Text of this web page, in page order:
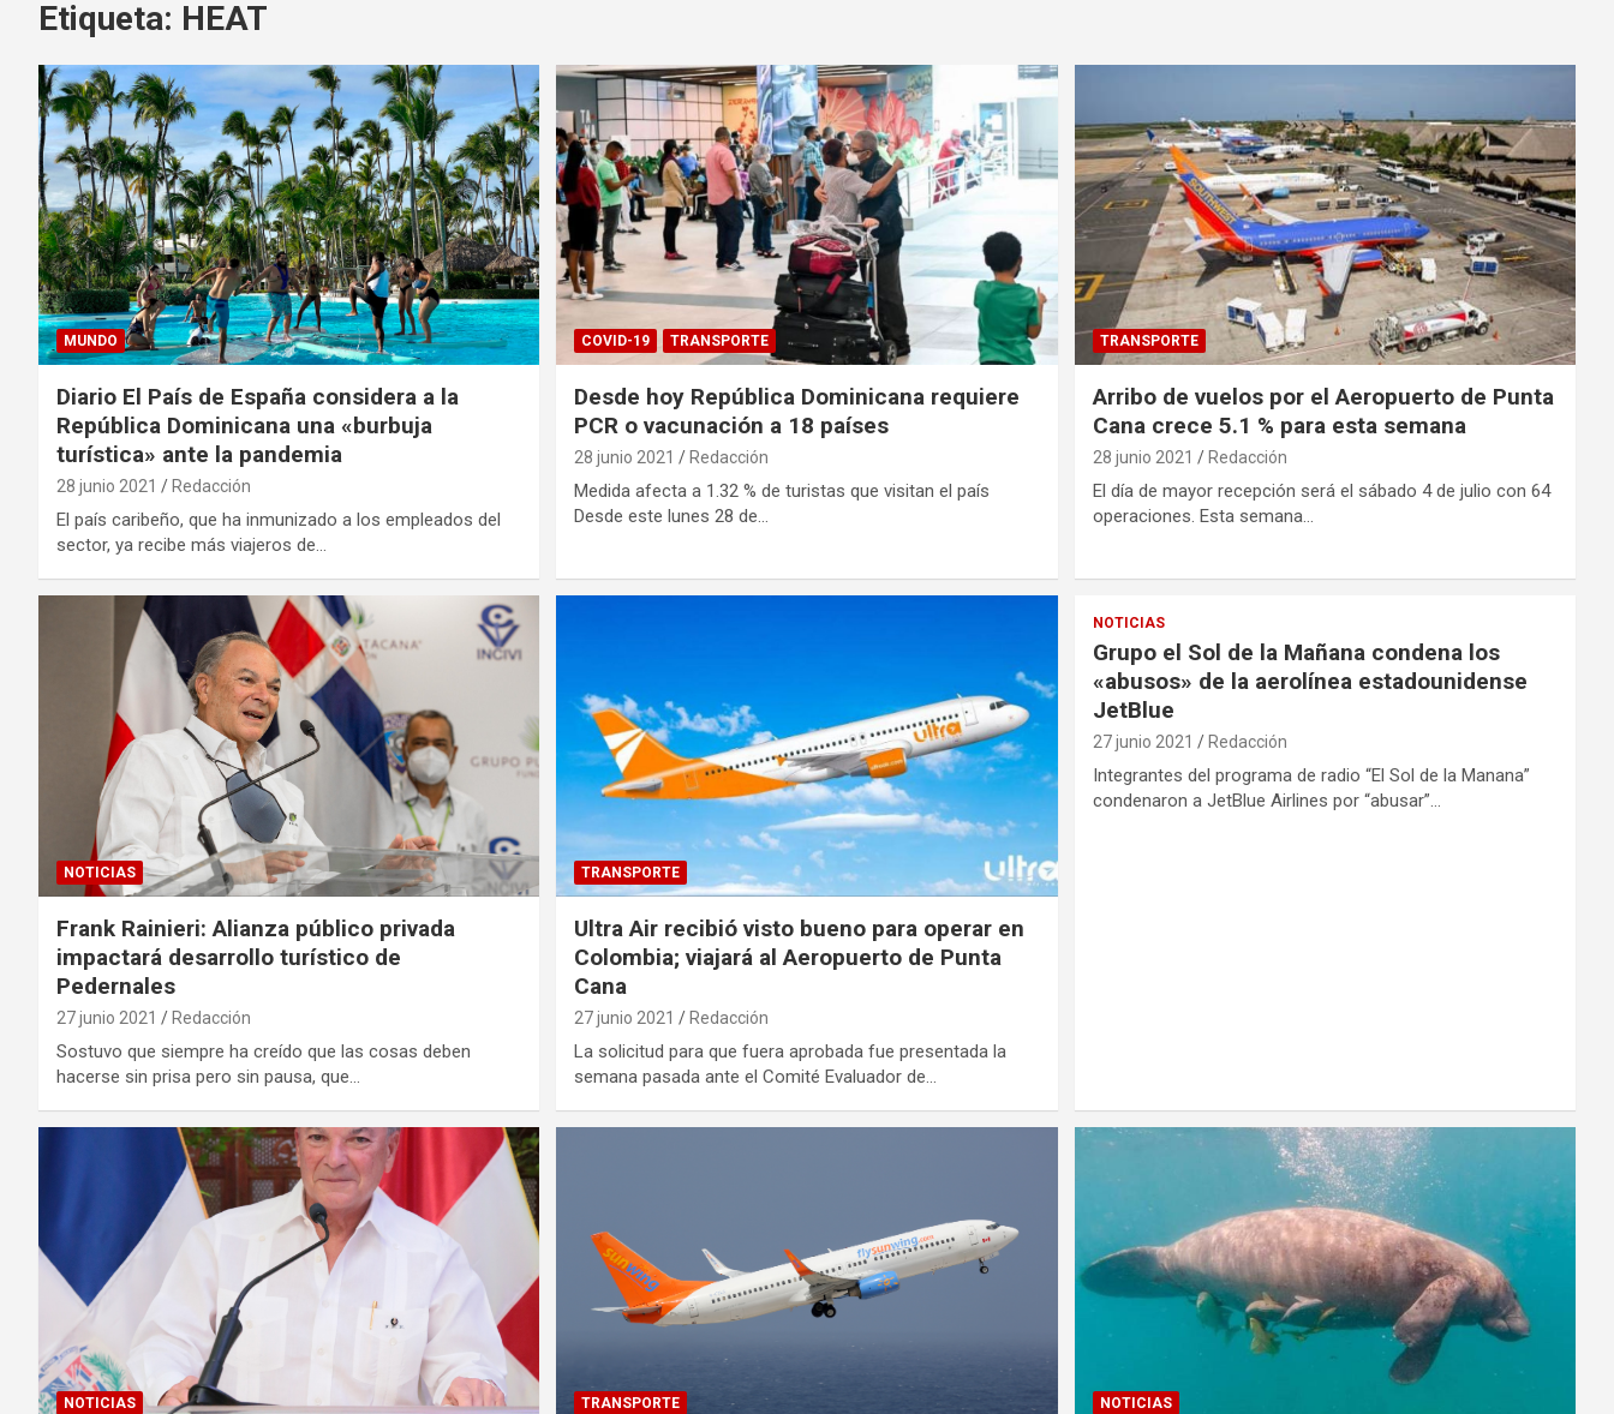
Etiqueta: HEAT
MUNDO
Diario El País de España considera a la
República Dominicana una «burbuja
turística» ante la pandemia
28 junio 2021 Redacción
El país caribeño, que ha inmunizado a los empleados del
sector, ya recibe más viajeros de…
COVID-19 TRANSPORTE
Desde hoy República Dominicana requiere
PCR o vacunación a 18 países
28 junio 2021 Redacción
Medida afecta a 1.32 % de turistas que visitan el país
Desde este lunes 28 de…
TRANSPORTE
Arribo de vuelos por el Aeropuerto de Punta
Cana crece 5.1 % para esta semana
28 junio 2021 Redacción
El día de mayor recepción será el sábado 4 de julio con 64
operaciones. Esta semana…
NOTICIAS
Frank Rainieri: Alianza público privada
impactará desarrollo turístico de
Pedernales
27 junio 2021 Redacción
Sostuvo que siempre ha creído que las cosas deben
hacerse sin prisa pero sin pausa, que…
TRANSPORTE
Ultra Air recibió visto bueno para operar en
Colombia; viajará al Aeropuerto de Punta
Cana
27 junio 2021 Redacción
La solicitud para que fuera aprobada fue presentada la
semana pasada ante el Comité Evaluador de…
NOTICIAS
Grupo el Sol de la Mañana condena los
«abusos» de la aerolínea estadounidense
JetBlue
27 junio 2021 Redacción
Integrantes del programa de radio “El Sol de la Manana”
condenaron a JetBlue Airlines por “abusar”…
NOTICIAS TRANSPORTE NOTICIAS